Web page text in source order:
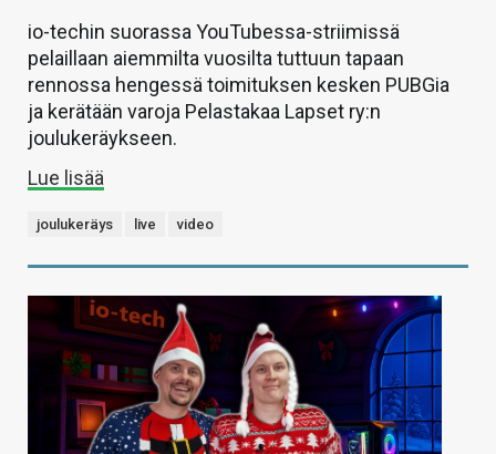
io-techin suorassa YouTubessa-striimissä
pelaillaan aiemmilta vuosilta tuttuun tapaan
rennossa hengessä toimituksen kesken PUBGia
ja kerätään varoja Pelastakaa Lapset ry:n
joulukeräykseen.
Lue lisää
joulukeräys live video